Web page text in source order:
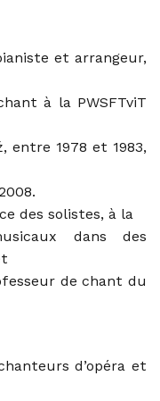
et arrangeur,
à la PWSFTviT
entre 1978 et 1983,
des solistes, à la
dans des
de chant du
d’opéra et